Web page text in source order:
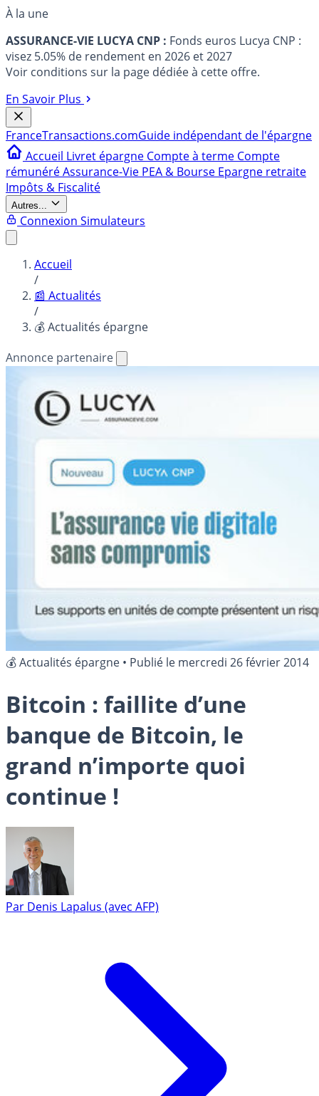
À la une
ASSURANCE-VIE LUCYA CNP : Fonds euros Lucya CNP :
visez 5.05% de rendement en 2026 et 2027
Voir conditions sur la page dédiée à cette offre.
En Savoir Plus
FranceTransactions.comGuide indépendant de l'épargne
Accueil Livret épargne Compte à terme Compte
rémunéréAssurance-Vie PEA & Bourse Epargne retraite
Impôts & Fiscalité
Autres...
Connexion Simulateurs
Accueil
/
📰 Actualités
/
💰 Actualités épargne
Annonce partenaire
💰 Actualités épargne • Publié le mercredi 26 février 2014
Bitcoin : faillite d’une
banque de Bitcoin, le
grand n’importe quoi
continue !
Par Denis Lapalus (avec AFP)